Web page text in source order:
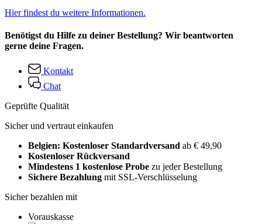
Hier findest du weitere Informationen.
Benötigst du Hilfe zu deiner Bestellung? Wir beantworten
gerne deine Fragen.
Kontakt
Chat
Geprüfte Qualität
Sicher und vertraut einkaufen
Belgien: Kostenloser Standardversand ab € 49,90
Kostenloser Rückversand
Mindestens 1 kostenlose Probe zu jeder Bestellung
Sichere Bezahlung mit SSL-Verschlüsselung
Sicher bezahlen mit
Vorauskasse